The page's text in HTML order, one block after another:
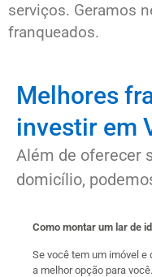
serviços. Geramos
franqueados.
Melhores
investir em
Além de oferecer
domicílio,
Como montar um lar de
Se você tem um imóvel
a melhor opção para